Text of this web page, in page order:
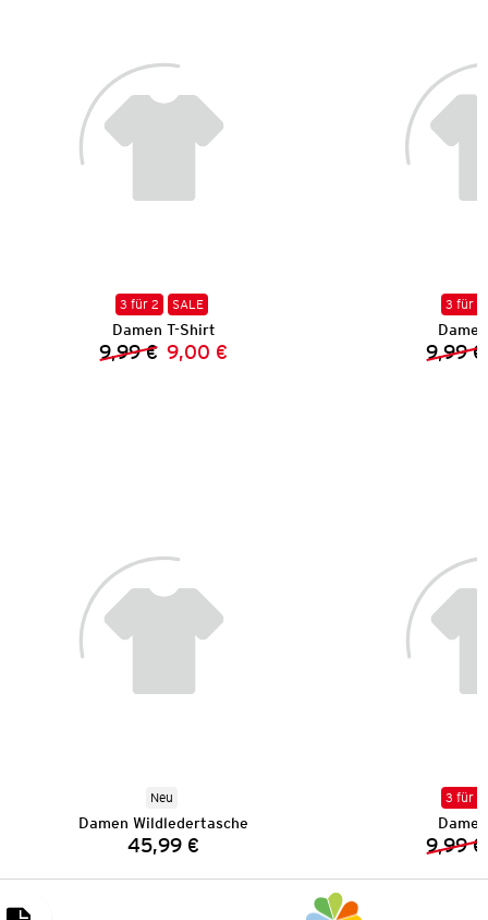
3 für 2 SALE
Damen T-Shirt
Vorheriger Preis:
9,99 € Neuer Preis:
9,00 €
3 für 2
9,99 €
Neu
Damen Wildledertasche
Preis:
45,99 €
3 für 2
9,99 €